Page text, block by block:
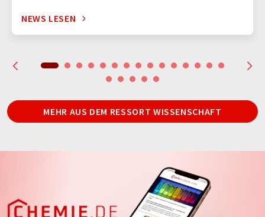
NEWS LESEN
MEHR AUS DEM RESSORT WISSENSCHAFT